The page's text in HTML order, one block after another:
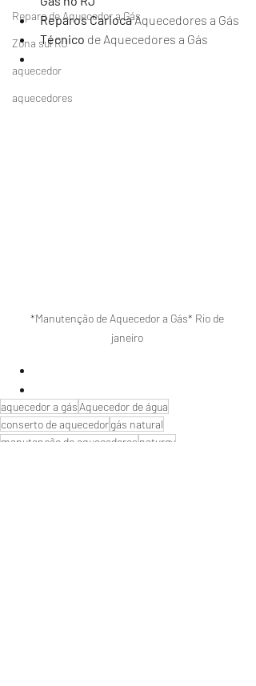
Reparo de Aquecedor a Gás
Zona sul RJ
aquecedor
aquecedores
Reparos Carioca Aquecedores a Gás
Técnico de Aquecedores a Gás
*Manutenção de Aquecedor a Gás* Rio de
janeiro
aquecedor a gás Aquecedor de água
conserto de aquecedorgás natural
manutenção de aquecedores naturgy